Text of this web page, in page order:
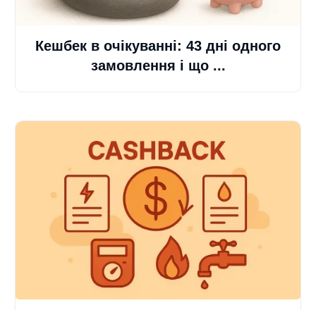
Кешбек в очікуванні: 43 дні одного
замовлення і що ...